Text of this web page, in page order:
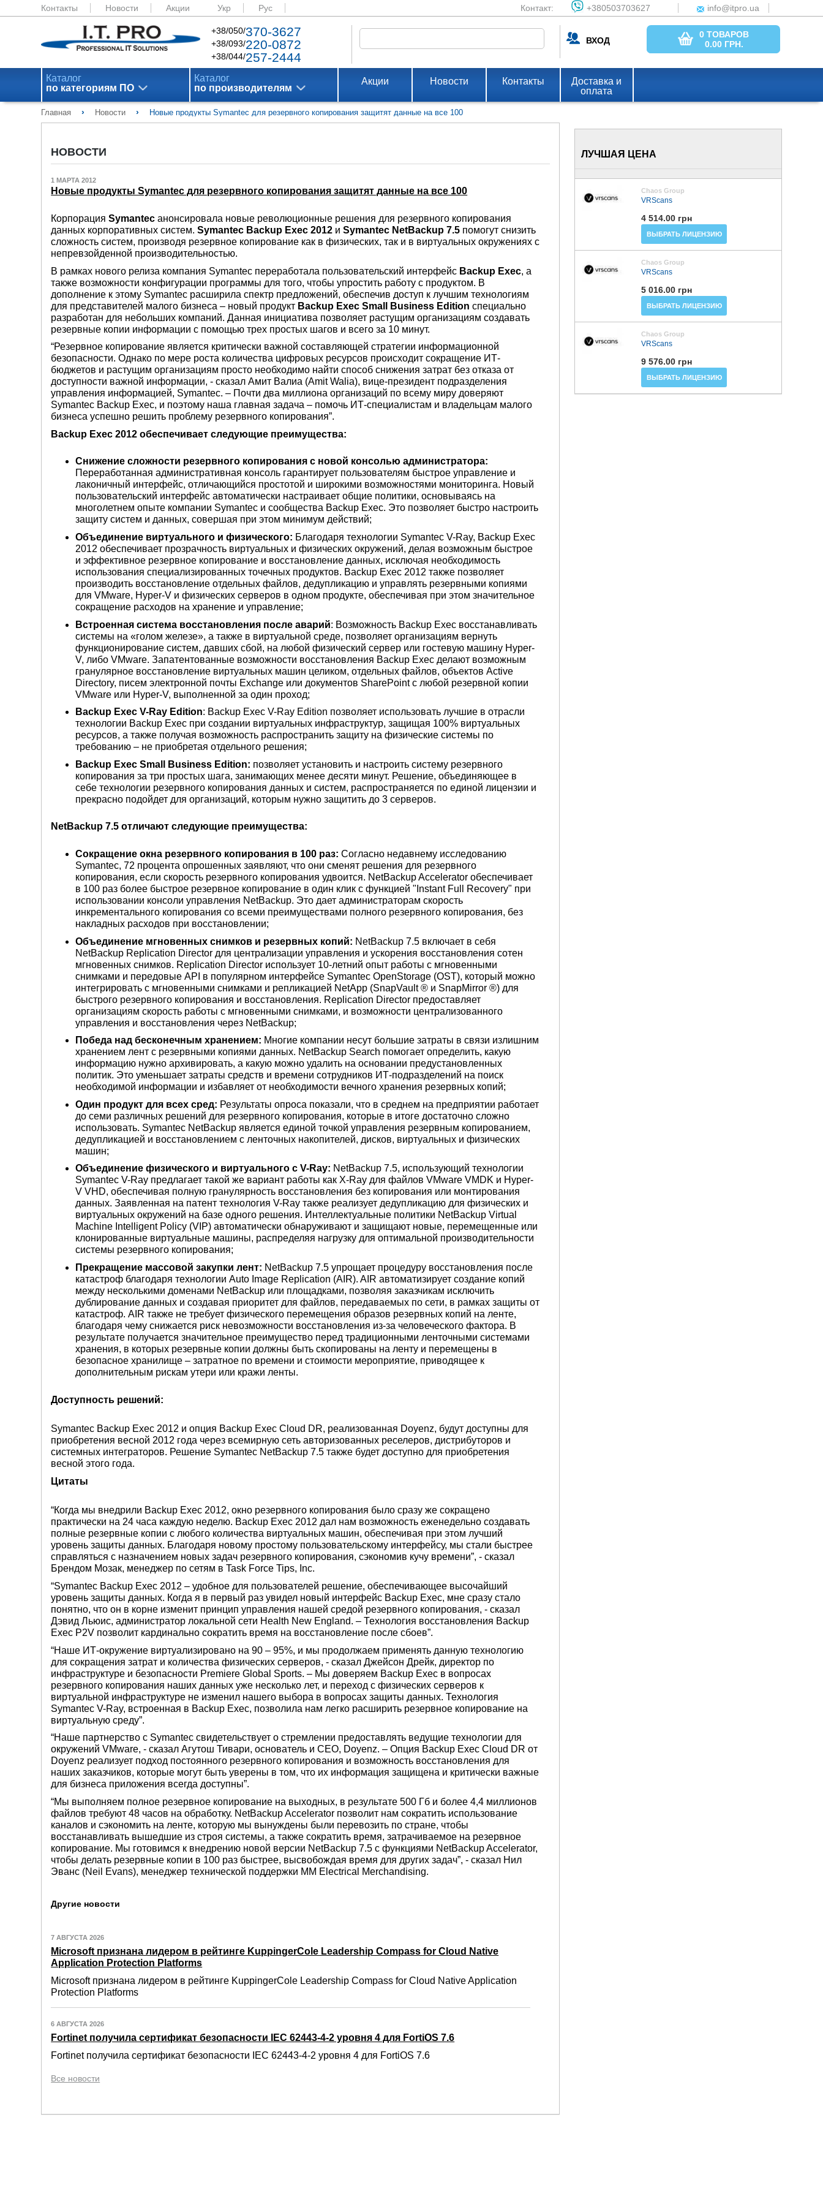
Контакты Новости Акции Укр Рус Контакт: +380503703627 info@itpro.ua
+38/050/370-3627
+38/093/220-0872
+38/044/257-2444
ВХОД
0 ТОВАРОВ
0.00 ГРН.
Каталог
по категориям ПО
Каталог
по производителям
Акции Новости Контакты
Доставка и
оплата
Главная › Новости › Новые продукты Symantec для резервного копирования защитят данные на все 100
НОВОСТИ
1 МАРТА 2012
Новые продукты Symantec для резервного копирования защитят данные на все 100
КорпорацияSymantec анонсировала новые революционные решения для резервного копирования
данных корпоративных систем.Symantec Backup Exec 2012 иSymantec NetBackup 7.5 помогут снизить
сложность систем, производя резервное копирование как в физических, так и в виртуальных окружениях с
непревзойденной производительностью.
В рамках нового релиза компания Symantec переработала пользовательский интерфейс Backup Exec, а
также возможности конфигурации программы для того, чтобы упростить работу с продуктом. В
дополнение к этому Symantec расширила спектр предложений, обеспечив доступ к лучшим технологиям
для представителей малого бизнеса – новый продукт Backup Exec Small Business Edition специально
разработан для небольших компаний. Данная инициатива позволяет растущим организациям создавать
резервные копии информации с помощью трех простых шагов и всего за 10 минут.
“Резервное копирование является критически важной составляющей стратегии информационной
безопасности. Однако по мере роста количества цифровых ресурсов происходит сокращение ИТ-
бюджетов и растущим организациям просто необходимо найти способ снижения затрат без отказа от
доступности важной информации, - сказал Амит Валиа (Amit Walia), вице-президент подразделения
управления информацией, Symantec. – Почти два миллиона организаций по всему миру доверяют
Symantec Backup Exec, и поэтому наша главная задача – помочь ИТ-специалистам и владельцам малого
бизнеса успешно решить проблему резервного копирования”.
Backup Exec 2012 обеспечивает следующие преимущества:
Снижение сложности резервного копирования с новой консолью администратора:
Переработанная административная консоль гарантирует пользователям быстрое управление и
лаконичный интерфейс, отличающийся простотой и широкими возможностями мониторинга. Новый
пользовательский интерфейс автоматически настраивает общие политики, основываясь на
многолетнем опыте компании Symantec и сообщества Backup Exec. Это позволяет быстро настроить
защиту систем и данных, совершая при этом минимум действий;
Объединение виртуального и физического: Благодаря технологии Symantec V-Ray, Backup Exec
2012 обеспечивает прозрачность виртуальных и физических окружений, делая возможным быстрое
и эффективное резервное копирование и восстановление данных, исключая необходимость
использования специализированных точечных продуктов. Backup Exec 2012 также позволяет
производить восстановление отдельных файлов, дедупликацию и управлять резервными копиями
для VMware, Hyper-V и физических серверов в одном продукте, обеспечивая при этом значительное
сокращение расходов на хранение и управление;
Встроенная система восстановления после аварий: Возможность Backup Exec восстанавливать
системы на «голом железе», а также в виртуальной среде, позволяет организациям вернуть
функционирование систем, давших сбой, на любой физический сервер или гостевую машину Hyper-
V, либо VMware. Запатентованные возможности восстановления Backup Exec делают возможным
гранулярное восстановление виртуальных машин целиком, отдельных файлов, объектов Active
Directory, писем электронной почты Exchange или документов SharePoint с любой резервной копии
VMware или Hyper-V, выполненной за один проход;
Backup Exec V-Ray Edition: Backup Exec V-Ray Edition позволяет использовать лучшие в отрасли
технологии Backup Exec при создании виртуальных инфраструктур, защищая 100% виртуальных
ресурсов, а также получая возможность распространить защиту на физические системы по
требованию – не приобретая отдельного решения;
Backup Exec Small Business Edition: позволяет установить и настроить систему резервного
копирования за три простых шага, занимающих менее десяти минут. Решение, объединяющее в
себе технологии резервного копирования данных и систем, распространяется по единой лицензии и
прекрасно подойдет для организаций, которым нужно защитить до 3 серверов.
NetBackup 7.5 отличают следующие преимущества:
Сокращение окна резервного копирования в 100 раз: Согласно недавнему исследованию
Symantec, 72 процента опрошенных заявляют, что они сменят решения для резервного
копирования, если скорость резервного копирования удвоится. NetBackup Accelerator обеспечивает
в 100 раз более быстрое резервное копирование в один клик с функцией "Instant Full Recovery" при
использовании консоли управления NetBackup. Это дает администраторам скорость
инкрементального копирования со всеми преимуществами полного резервного копирования, без
накладных расходов при восстановлении;
Объединение мгновенных снимков и резервных копий: NetBackup 7.5 включает в себя
NetBackup Replication Director для централизации управления и ускорения восстановления сотен
мгновенных снимков. Replication Director использует 10-летний опыт работы с мгновенными
снимками и передовые API в популярном интерфейсе Symantec OpenStorage (OST), который можно
интегрировать с мгновенными снимками и репликацией NetApp (SnapVault ® и SnapMirror ®) для
быстрого резервного копирования и восстановления. Replication Director предоставляет
организациям скорость работы с мгновенными снимками, и возможности централизованного
управления и восстановления через NetBackup;
Победа над бесконечным хранением: Многие компании несут большие затраты в связи излишним
хранением лент с резервными копиями данных. NetBackup Search помогает определить, какую
информацию нужно архивировать, а какую можно удалить на основании предустановленных
политик. Это уменьшает затраты средств и времени сотрудников ИТ-подразделений на поиск
необходимой информации и избавляет от необходимости вечного хранения резервных копий;
Один продукт для всех сред: Результаты опроса показали, что в среднем на предприятии работает
до семи различных решений для резервного копирования, которые в итоге достаточно сложно
использовать. Symantec NetBackup является единой точкой управления резервным копированием,
дедупликацией и восстановлением с ленточных накопителей, дисков, виртуальных и физических
машин;
Объединение физического и виртуального с V-Ray: NetBackup 7.5, использующий технологии
Symantec V-Ray предлагает такой же вариант работы как X-Ray для файлов VMware VMDK и Hyper-
V VHD, обеспечивая полную гранулярность восстановления без копирования или монтирования
данных. Заявленная на патент технология V-Ray также реализует дедупликацию для физических и
виртуальных окружений на базе одного решения. Интеллектуальные политики NetBackup Virtual
Machine Intelligent Policy (VIP) автоматически обнаруживают и защищают новые, перемещенные или
клонированные виртуальные машины, распределяя нагрузку для оптимальной производительности
системы резервного копирования;
Прекращение массовой закупки лент: NetBackup 7.5 упрощает процедуру восстановления после
катастроф благодаря технологии Auto Image Replication (AIR). AIR автоматизирует создание копий
между несколькими доменами NetBackup или площадками, позволяя заказчикам исключить
дублирование данных и создавая приоритет для файлов, передаваемых по сети, в рамках защиты от
катастроф. AIR также не требует физического перемещения образов резервных копий на ленте,
благодаря чему снижается риск невозможности восстановления из-за человеческого фактора. В
результате получается значительное преимущество перед традиционными ленточными системами
хранения, в которых резервные копии должны быть скопированы на ленту и перемещены в
безопасное хранилище – затратное по времени и стоимости мероприятие, приводящее к
дополнительным рискам утери или кражи ленты.
Доступность решений:
Symantec Backup Exec 2012 и опция Backup Exec Cloud DR, реализованная Doyenz, будут доступны для
приобретения весной 2012 года через всемирную сеть авторизованных реселеров, дистрибуторов и
системных интеграторов. Решение Symantec NetBackup 7.5 также будет доступно для приобретения
весной этого года.
Цитаты
“Когда мы внедрили Backup Exec 2012, окно резервного копирования было сразу же сокращено
практически на 24 часа каждую неделю. Backup Exec 2012 дал нам возможность еженедельно создавать
полные резервные копии с любого количества виртуальных машин, обеспечивая при этом лучший
уровень защиты данных. Благодаря новому простому пользовательскому интерфейсу, мы стали быстрее
справляться с назначением новых задач резервного копирования, сэкономив кучу времени”, - сказал
Брендом Мозак, менеджер по сетям в Task Force Tips, Inc.
“Symantec Backup Exec 2012 – удобное для пользователей решение, обеспечивающее высочайший
уровень защиты данных. Когда я в первый раз увидел новый интерфейс Backup Exec, мне сразу стало
понятно, что он в корне изменит принцип управления нашей средой резервного копирования, - сказал
Дэвид Льюис, администратор локальной сети Health New England. – Технология восстановления Backup
Exec P2V позволит кардинально сократить время на восстановление после сбоев”.
“Наше ИТ-окружение виртуализировано на 90 – 95%, и мы продолжаем применять данную технологию
для сокращения затрат и количества физических серверов, - сказал Джейсон Дрейк, директор по
инфраструктуре и безопасности Premiere Global Sports. – Мы доверяем Backup Exec в вопросах
резервного копирования наших данных уже несколько лет, и переход с физических серверов к
виртуальной инфраструктуре не изменил нашего выбора в вопросах защиты данных. Технология
Symantec V-Ray, встроенная в Backup Exec, позволила нам легко расширить резервное копирование на
виртуальную среду”.
“Наше партнерство с Symantec свидетельствует о стремлении предоставлять ведущие технологии для
окружений VMware, - сказал Агутош Тивари, основатель и CEO, Doyenz. – Опция Backup Exec Cloud DR от
Doyenz реализует подход постоянного резервного копирования и возможность восстановления для
наших заказчиков, которые могут быть уверены в том, что их информация защищена и критически важные
для бизнеса приложения всегда доступны”.
“Мы выполняем полное резервное копирование на выходных, в результате 500 Гб и более 4,4 миллионов
файлов требуют 48 часов на обработку. NetBackup Accelerator позволит нам сократить использование
каналов и сэкономить на ленте, которую мы вынуждены были перевозить по стране, чтобы
восстанавливать вышедшие из строя системы, а также сократить время, затрачиваемое на резервное
копирование. Мы готовимся к внедрению новой версии NetBackup 7.5 с функциями NetBackup Accelerator,
чтобы делать резервные копии в 100 раз быстрее, высвобождая время для других задач”, - сказал Нил
Эванс (Neil Evans), менеджер технической поддержки MM Electrical Merchandising.
Другие новости
7 АВГУСТА 2026
Microsoft признана лидером в рейтинге KuppingerCole Leadership Compass for Cloud Native
Application Protection Platforms
Microsoft признана лидером в рейтинге KuppingerCole Leadership Compass for Cloud Native Application
Protection Platforms
6 АВГУСТА 2026
Fortinet получила сертификат безопасности IEC 62443-4-2 уровня 4 для FortiOS 7.6
Fortinet получила сертификат безопасности IEC 62443-4-2 уровня 4 для FortiOS 7.6
Все новости
ЛУЧШАЯ ЦЕНА
Chaos Group
VRScans
4 514.00 грн
ВЫБРАТЬ ЛИЦЕНЗИЮ
Chaos Group
VRScans
5 016.00 грн
ВЫБРАТЬ ЛИЦЕНЗИЮ
Chaos Group
VRScans
9 576.00 грн
ВЫБРАТЬ ЛИЦЕНЗИЮ